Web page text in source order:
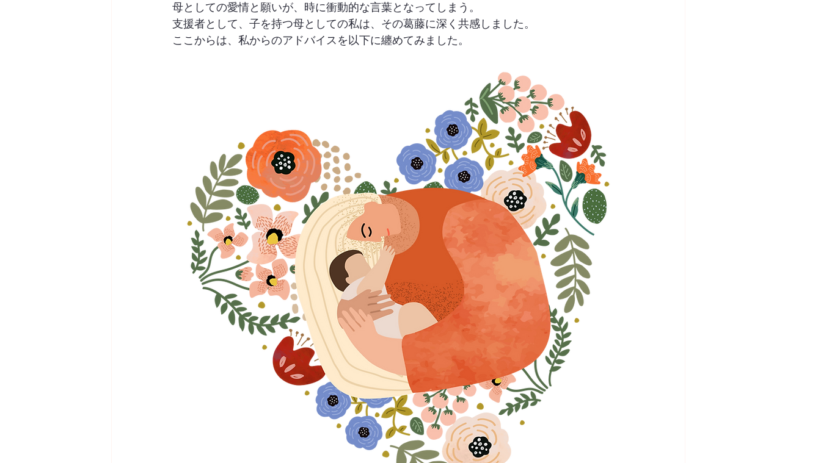
母としての愛情と願いが、時に衝動的な言葉となってしまう。
支援者として、子を持つ母としての私は、その葛藤に深く共感しました。
ここからは、私からのアドバイスを以下に纏めてみました。